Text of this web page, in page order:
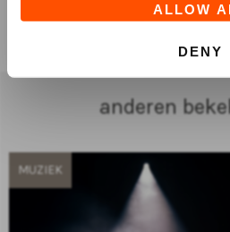
ALLOW
DENY
anderen
MUZIEK